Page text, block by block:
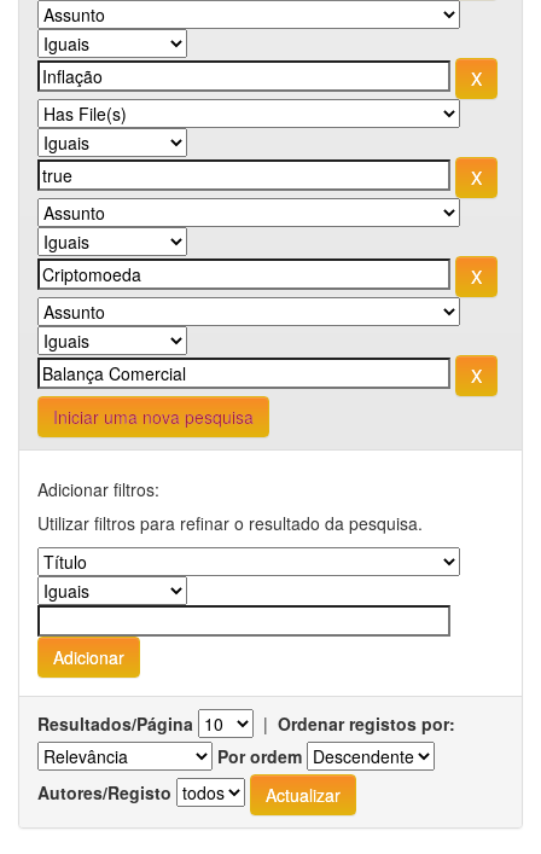
Iniciar uma nova pesquisa
Adicionar filtros:
Utilizar filtros para refinar o resultado da pesquisa.
Resultados/Página | Ordenar registos por:
Por ordem
Autores/Registo